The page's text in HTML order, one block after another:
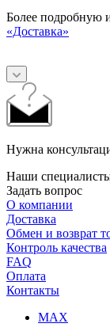
Более подробную
«Доставка»
Нужна
Наши
Задать вопрос
О компании
Доставка
Обмен и возврат
Контроль качества
FAQ
Оплата
Контакты
MAX